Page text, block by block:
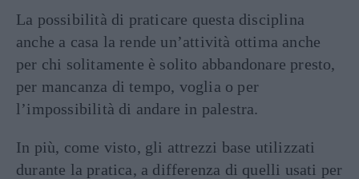
La possibilità di praticare questa disciplina
anche a casa la rende un’attività ottima anche
per chi solitamente è solito abbandonare presto,
per mancanza di tempo, voglia o per
l’impossibilità di andare in palestra.
In più, come visto, gli attrezzi base utilizzati
durante la pratica, a differenza di quelli usati per